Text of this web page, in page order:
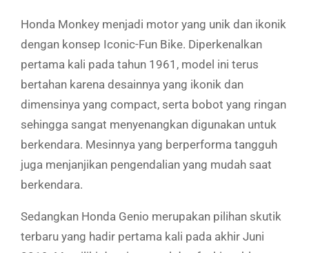
Honda Monkey menjadi motor yang unik dan ikonik
dengan konsep Iconic-Fun Bike. Diperkenalkan
pertama kali pada tahun 1961, model ini terus
bertahan karena desainnya yang ikonik dan
dimensinya yang compact, serta bobot yang ringan
sehingga sangat menyenangkan digunakan untuk
berkendara. Mesinnya yang berperforma tangguh
juga menjanjikan pengendalian yang mudah saat
berkendara.
Sedangkan Honda Genio merupakan pilihan skutik
terbaru yang hadir pertama kali pada akhir Juni